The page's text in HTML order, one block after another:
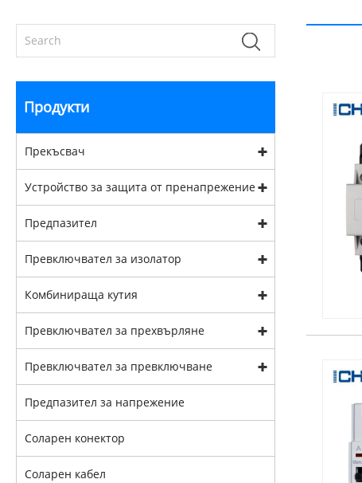
Продукти
Прекъсвач
Устройство за защита от пренапрежение
Предпазител
Превключвател за изолатор
Комбинираща кутия
Превключвател за прехвърляне
Превключвател за превключване
Предпазител за напрежение
Соларен конектор
Соларен кабел